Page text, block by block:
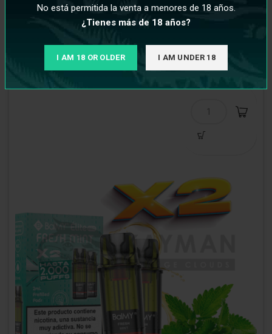
No está permitida la venta a menores de 18 años.
¿Tienes más de 18 años?
I AM 18 OR OLDER I AM UNDER 18
7,95€